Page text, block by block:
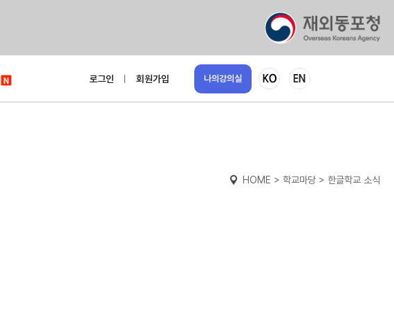
로그인 회원가입 나의강의실
HOME > 학교마당 > 한글학교 소식